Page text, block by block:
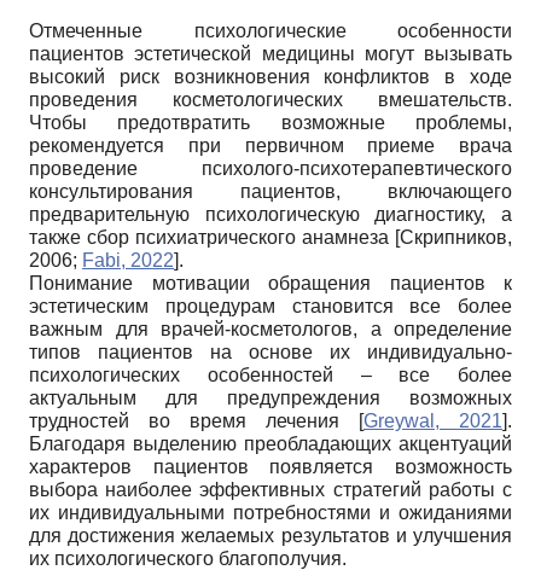
Отмеченные психологические особенности
пациентов эстетической медицины могут вызывать
высокий риск возникновения конфликтов в ходе
проведения косметологических вмешательств.
Чтобы предотвратить возможные проблемы,
рекомендуется при первичном приеме врача
проведение психолого-психотерапевтического
консультирования пациентов, включающего
предварительную психологическую диагностику, а
также сбор психиатрического анамнеза [Скрипников,
2006; Fabi, 2022].
Понимание мотивации обращения пациентов к
эстетическим процедурам становится все более
важным для врачей-косметологов, а определение
типов пациентов на основе их индивидуально-
психологических особенностей – все более
актуальным для предупреждения возможных
трудностей во время лечения
[Greywal, 2021].
Благодаря выделению преобладающих акцентуаций
характеров пациентов появляется возможность
выбора наиболее эффективных стратегий работы с
их индивидуальными потребностями и ожиданиями
для достижения желаемых результатов и улучшения
их психологического благополучия.